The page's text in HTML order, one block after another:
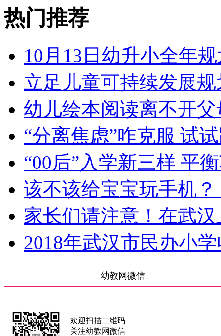
热门推荐
10月13日幼升小全年
立足儿童可持续发展
幼儿绘本阅读离不开
“分离焦虑”咋克服 试
“00后”入学新三样 平
该不该给宝宝玩手机
家长们请注意！在武
2018年武汉市民办小
幼教网微信
欢迎扫描二维码
关注幼教网微信